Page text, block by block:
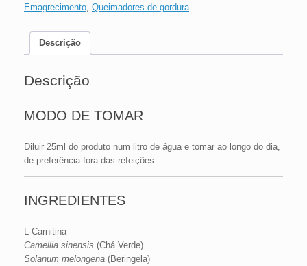
Emagrecimento Queimadores de gordura
Descrição
Descrição
MODO DE TOMAR
Diluir 25ml do produto num litro de água e tomar ao longo do dia,
de preferência fora das refeições.
INGREDIENTES
L-Carnitina
Camellia sinensis (Chá Verde)
Solanum melongena (Beringela)